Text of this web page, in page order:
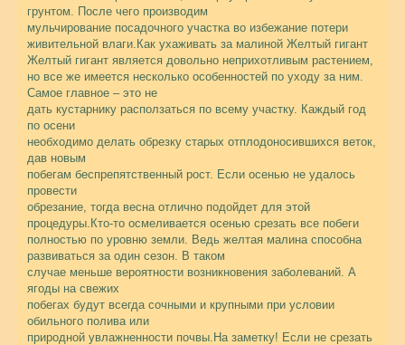
грунтом. После чего производим
мульчирование посадочного участка во избежание потери
живительной влаги.Как ухаживать за малиной Желтый гигант
Желтый гигант является довольно неприхотливым растением,
но все же имеется несколько особенностей по уходу за ним.
Самое главное – это не
дать кустарнику расползаться по всему участку. Каждый год
по осени
необходимо делать обрезку старых отплодоносившихся веток,
дав новым
побегам беспрепятственный рост. Если осенью не удалось
провести
обрезание, тогда весна отлично подойдет для этой
процедуры.Кто-то осмеливается осенью срезать все побеги
полностью по уровню земли. Ведь желтая малина способна
развиваться за один сезон. В таком
случае меньше вероятности возникновения заболеваний. А
ягоды на свежих
побегах будут всегда сочными и крупными при условии
обильного полива или
природной увлажненности почвы. На заметку! Если не срезать